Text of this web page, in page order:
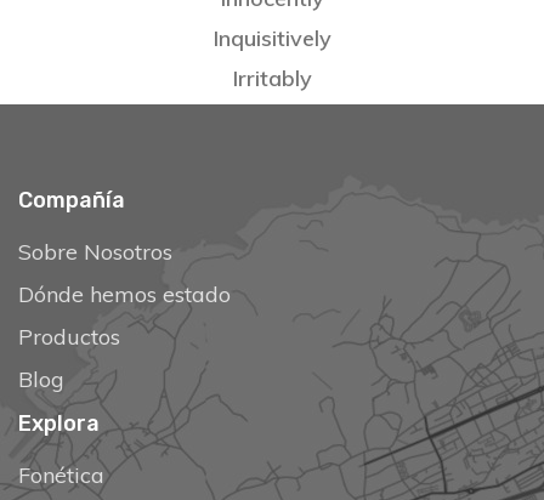
Inquisitively
Irritably
Compañía
Sobre Nosotros
Dónde hemos estado
Productos
Blog
Explora
Fonética